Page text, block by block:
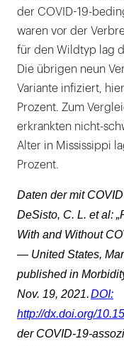
der COVID-19-
waren vor der
für den Wildtyp lag
Die übrigen neun
Variante infiziert,
Prozent. Zum
erkrankten nicht-
Alter in Mississippi
Prozent.
Daten der mit
DeSisto, C. L. et al:
With and Without
— United States,
published in
Nov. 19, 2021.DOI:
http://dx.doi.org/
der COVID-19-